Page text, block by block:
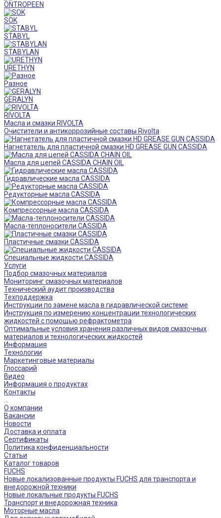
ONTROPEEN
SOK
STABYL
STABYLAN
URETHYN
Разное
GERALYN
RIVOLTA
Масла и смазки RIVOLTA
Очистители и антикоррозийные составы Rivolta
Нагнетатель для пластичной смазки HD GREASE GUN CASSIDA
Масла для цепей CASSIDA CHAIN OIL
Гидравлические масла CASSIDA
Редукторные масла CASSIDA
Компрессорные масла CASSIDA
Масла-теплоносители CASSIDA
Пластичные смазки CASSIDA
Специальные жидкости CASSIDA
Услуги
Подбор смазочных материалов
Мониторинг смазочных материалов
Технический аудит производства
Техподдержка
Инструкции по замене масла в гидравлической системе
Инструкция по измерению концентрации технологических
жидкостей с помощью рефрактометра
Оптимальные условия хранения различных видов смазочных
материалов и технологических жидкостей
Информация
Технологии
Маркетинговые материалы
Глоссарий
Видео
Информация о продуктах
Контакты
О компании
Вакансии
Новости
Доставка и оплата
Сертификаты
Политика конфиденциальности
Статьи
Каталог товаров
FUCHS
Новые локализованные продукты FUCHS для транспорта и
внедорожной техники
Новые локальные продукты FUCHS
Транспорт и внедорожная техника
Моторные масла